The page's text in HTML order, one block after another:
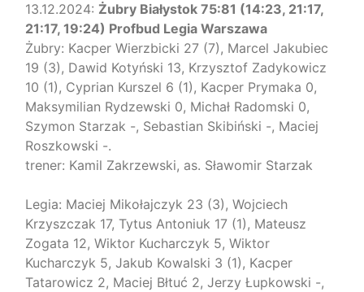
13.12.2024: Żubry Białystok 75:81 (14:23, 21:17,
21:17, 19:24) Profbud Legia Warszawa
Żubry: Kacper Wierzbicki 27 (7), Marcel Jakubiec
19 (3), Dawid Kotyński 13, Krzysztof Zadykowicz
10 (1), Cyprian Kurszel 6 (1), Kacper Prymaka 0,
Maksymilian Rydzewski 0, Michał Radomski 0,
Szymon Starzak -, Sebastian Skibiński -, Maciej
Roszkowski -.
trener: Kamil Zakrzewski, as. Sławomir Starzak
Legia: Maciej Mikołajczyk 23 (3), Wojciech
Krzyszczak 17, Tytus Antoniuk 17 (1), Mateusz
Zogata 12, Wiktor Kucharczyk 5, Wiktor
Kucharczyk 5, Jakub Kowalski 3 (1), Kacper
Tatarowicz 2, Maciej Błtuć 2, Jerzy Łupkowski -,